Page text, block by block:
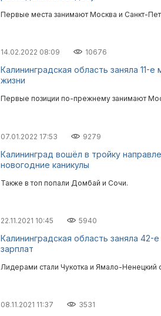
Первые места занимают Москва и Санкт-
14.02.2022 08:09 10676
Калининградская область заняла 11-
жизни
Первые позиции по-прежнему занимают
07.01.2022 17:53 9279
Калининград вошёл в тройку
новогодние каникулы
Также в топ попали Домбай и Сочи.
22.11.2021 10:45 5940
Калининградская область заняла
зарплат
Лидерами стали Чукотка и Ямало-Ненецкий
08.11.2021 11:37 3531